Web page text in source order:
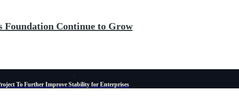
Foundation Continue to Grow
To Further Improve Stability for Enterprises